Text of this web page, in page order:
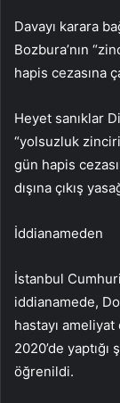
Davayı karara
Bozbura’nın
hapis cezasına
Heyet sanıklar
“yolsuzluk
gün hapis
dışına çıkış
İddianameden
İstanbul
iddianamede,
hastayı
2020’de
öğrenildi.